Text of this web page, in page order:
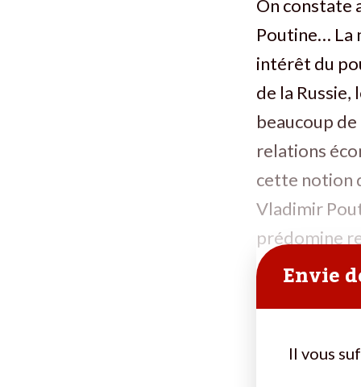
On constate
Poutine… La
intérêt du
de la
beaucoup
relations
cette notion
Vladimir
prédomine
Envie
Il vous